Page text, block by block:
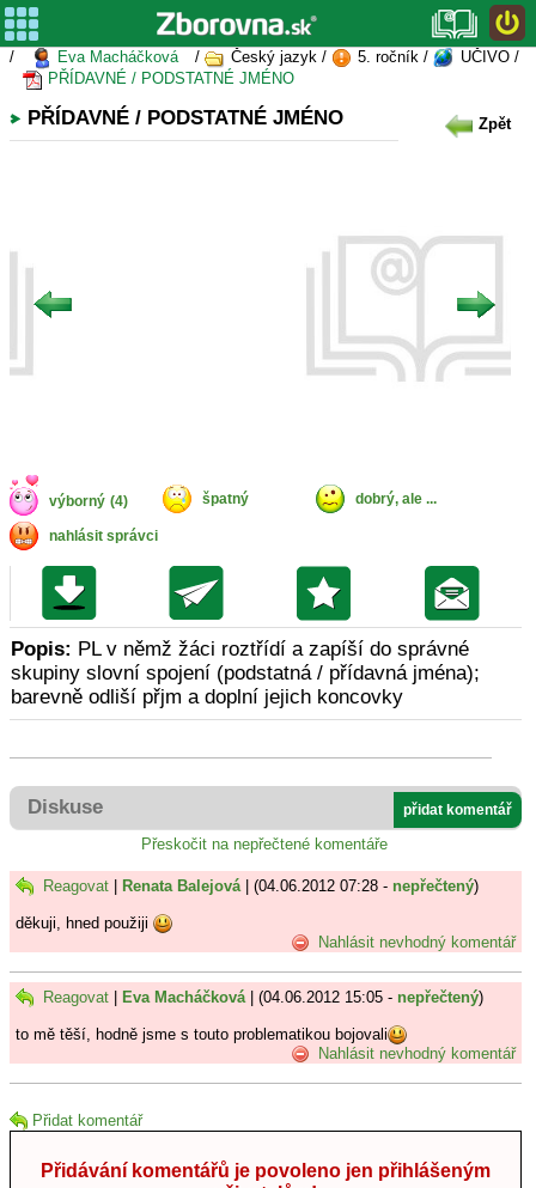
/ Eva Macháčková / Český jazyk / 5. ročník /
UČIVO /
PŘÍDAVNÉ / PODSTATNÉ JMÉNO
PŘÍDAVNÉ / PODSTATNÉ JMÉNO Zpět
výborný (4) špatný dobrý, ale ...
nahlásit správci
Popis: PL v němž žáci roztřídí a zapíší do správné
skupiny slovní spojení (podstatná / přídavná jména);
barevně odliší přjm a doplní jejich koncovky
Diskuse přidat komentář
Přeskočit na nepřečtené komentáře
Reagovat Renata Balejová| (04.06.2012 07:28 - nepřečtený)
děkuji, hned použiji
Nahlásit nevhodný komentář
Reagovat Eva Macháčková| (04.06.2012 15:05 - nepřečtený)
to mě těší, hodně jsme s touto problematikou bojovali
Nahlásit nevhodný komentář
Přidat komentář
Přidávání komentářů je povoleno jen přihlášeným